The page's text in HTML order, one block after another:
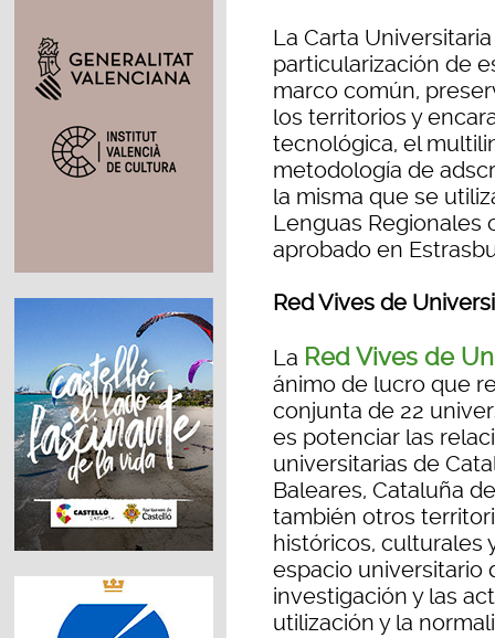
La Carta
particularización de
marco común,
los territorios y
tecnológica, el
metodología de
la misma que se
Lenguas Regionales
aprobado en
Red Vives de
La Red Vives de
ánimo de lucro que
conjunta de 22
es potenciar las
universitarias de
Baleares, Cataluña
también otros
históricos, culturales
espacio universitario
investigación y las
utilización y la